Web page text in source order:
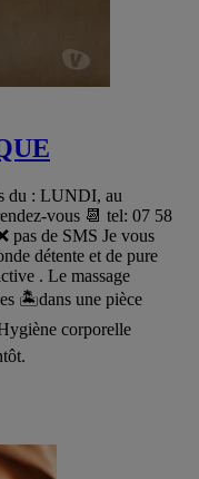
du : LUNDI, au
vous 📆 tel: 07 58
pas de SMS Je vous
détente et de pure
. Le massage
🏝️dans une pièce
corporelle